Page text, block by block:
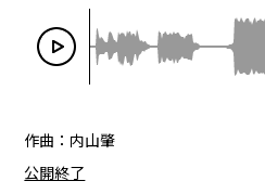
作曲：内山肇
公開終了